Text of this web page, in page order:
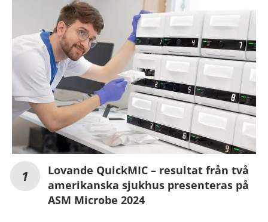
Lovande QuickMIC – resultat från två
amerikanska sjukhus presenteras på
ASM Microbe 2024